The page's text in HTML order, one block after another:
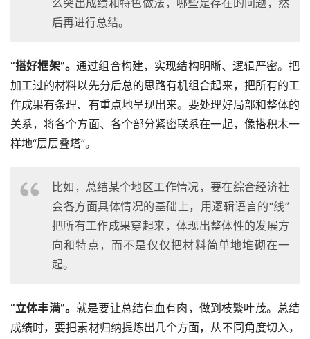
么突出成绩和特色做法，哪些是存在的问题，然
后再进行总结。
“搭好框架”。通过组合构建，实现结构明晰、逻辑严密。把
加工过的材料以先分后总的思路有机组合起来，把所有的工
作成果有条理、有重点地呈现出来。要处理好局部和整体的
关系，将各个方面、各个部分紧密联系在一起，像搭积木一
样地“层层叠塔”。
比如，总结某个地区工作情况，要在综合经济社
会各方面具体情况的基础上，用逻辑语言的“线”
把所有工作成果穿起来，体现出整体性的发展方
向和特点，而不是仅仅把材料简单地堆砌在一
起。
“立体丰满”。就是要让总结有血有肉，做到枝繁叶茂。总结
成绩时，要把素材归纳提炼出几个方面，从不同角度切入，